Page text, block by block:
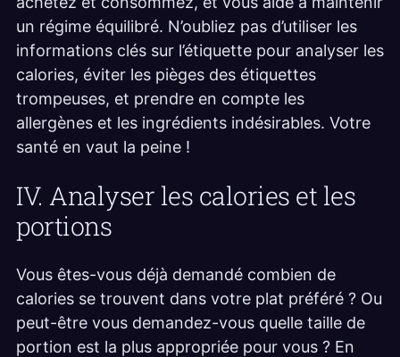
un régime équilibré. N’oubliez pas d’utiliser les
informations clés sur l’étiquette pour analyser les
calories, éviter les pièges des étiquettes
trompeuses, et prendre en compte les
allergènes et les ingrédients indésirables. Votre
santé en vaut la peine !
IV. Analyser les calories et les
portions
Vous êtes-vous déjà demandé combien de
calories se trouvent dans votre plat préféré ? Ou
peut-être vous demandez-vous quelle taille de
portion est la plus appropriée pour vous ? En